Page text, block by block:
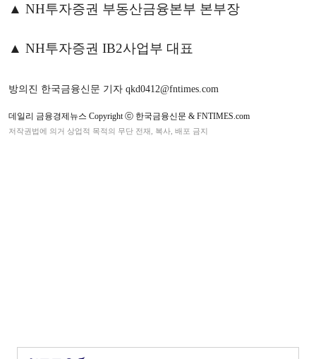
▲ NH투자증권 부동산금융본부 본부장
▲ NH투자증권 IB2사업부 대표
방의진 한국금융신문 기자 qkd0412@fntimes.com
데일리 금융경제뉴스 Copyright ⓒ 한국금융신문 & FNTIMES.com
저작권법에 의거 상업적 목적의 무단 전재, 복사, 배포 금지